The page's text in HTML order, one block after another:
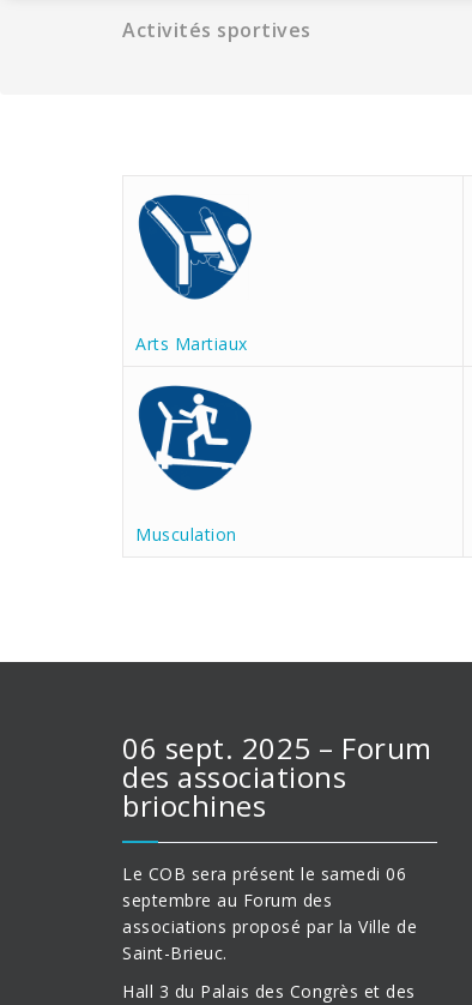
Activités sportives
Arts Martiaux
Musculation
06 sept. 2025 – Forum
des associations
briochines
Le COB sera présent le samedi 06
septembre au Forum des
associations proposé par la Ville de
Saint-Brieuc.
Hall 3 du Palais des Congrès et des